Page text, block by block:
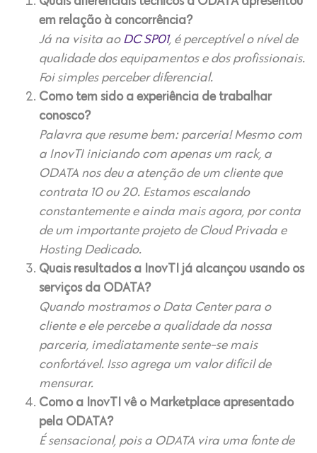
em relação à concorrência?
Já na visita ao DC SP01, é perceptível o nível de
qualidade dos equipamentos e dos profissionais.
Foi simples perceber diferencial.
Como tem sido a experiência de trabalhar
conosco?
Palavra que resume bem: parceria! Mesmo com
a InovTI iniciando com apenas um rack, a
ODATA nos deu a atenção de um cliente que
contrata 10 ou 20. Estamos escalando
constantemente e ainda mais agora, por conta
de um importante projeto de Cloud Privada e
Hosting Dedicado.
Quais resultados a InovTI já alcançou usando os
serviços da ODATA?
Quando mostramos o Data Center para o
cliente e ele percebe a qualidade da nossa
parceria, imediatamente sente-se mais
confortável. Isso agrega um valor difícil de
mensurar.
Como a InovTI vê o Marketplace apresentado
pela ODATA?
É sensacional, pois a ODATA vira uma fonte de